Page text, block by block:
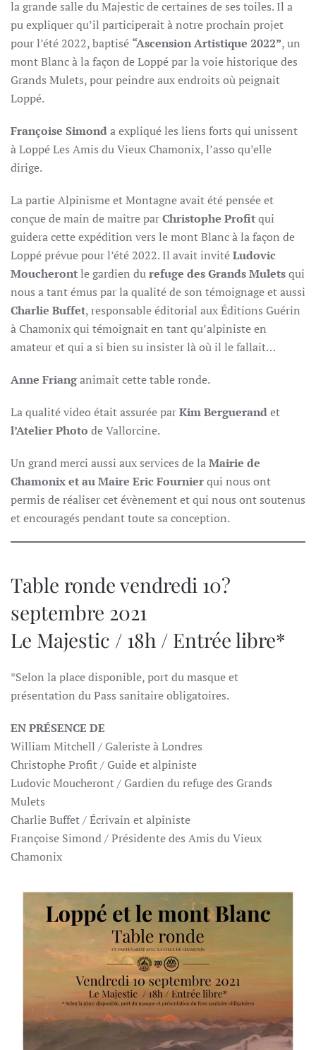
la grande salle du Majestic de certaines de ses toiles. Il a
pu expliquer qu’il participerait à notre prochain projet
pour l’été 2022, baptisé “Ascension Artistique 2022”, un
mont Blanc à la façon de Loppé par la voie historique des
Grands Mulets, pour peindre aux endroits où peignait
Loppé.
Françoise Simonda expliqué les liens forts qui unissent
à Loppé Les Amis du Vieux Chamonix, l’asso qu’elle
dirige.
La partie Alpinisme et Montagne avait été pensée et
conçue de main de maître parChristophe Profitqui
guidera cette expédition vers le mont Blanc à la façon de
Loppé prévue pour l’été 2022. Il avait invitéLudovic
Moucherontle gardien durefuge des Grands Muletsqui
nous a tant émus par la qualité de son témoignage et aussi
Charlie Buffet, responsable éditorial aux Éditions Guérin
à Chamonix qui témoignait en tant qu’alpiniste en
amateur et qui a si bien su insister là où il le fallait…
Anne Frianganimait cette table ronde.
La qualité video était assurée parKim Berguerandet
l’Atelier Photo de Vallorcine.
Un grand merci aussi aux services de laMairie de
Chamonix et au Maire Eric Fournierqui nous ont
permis de réaliser cet évènement et qui nous ont soutenus
et encouragés pendant toute sa conception.
Table ronde vendredi 10?
septembre 2021
Le Majestic / 18h / Entrée libre*
*Selon la place disponible, port du masque et
présentation du Pass sanitaire obligatoires.
EN PRÉSENCE DE
William Mitchell / Galeriste à Londres
Christophe Profit / Guide et alpiniste
Ludovic Moucheront / Gardien du refuge des Grands
Mulets
Charlie Buffet / Écrivain et alpiniste
Françoise Simond / Présidente des Amis du Vieux
Chamonix